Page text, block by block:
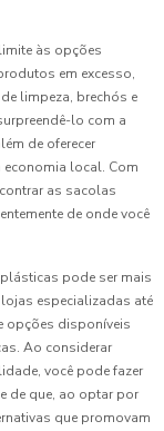
às opções
em excesso,
limpeza, brechós e
lo com a
de oferecer
local. Com
as sacolas
de onde você
pode ser mais
especializadas até
opções disponíveis
Ao considerar
você pode fazer
de que, ao optar por
que promovam